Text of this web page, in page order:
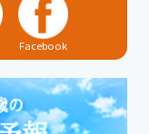
Facebook